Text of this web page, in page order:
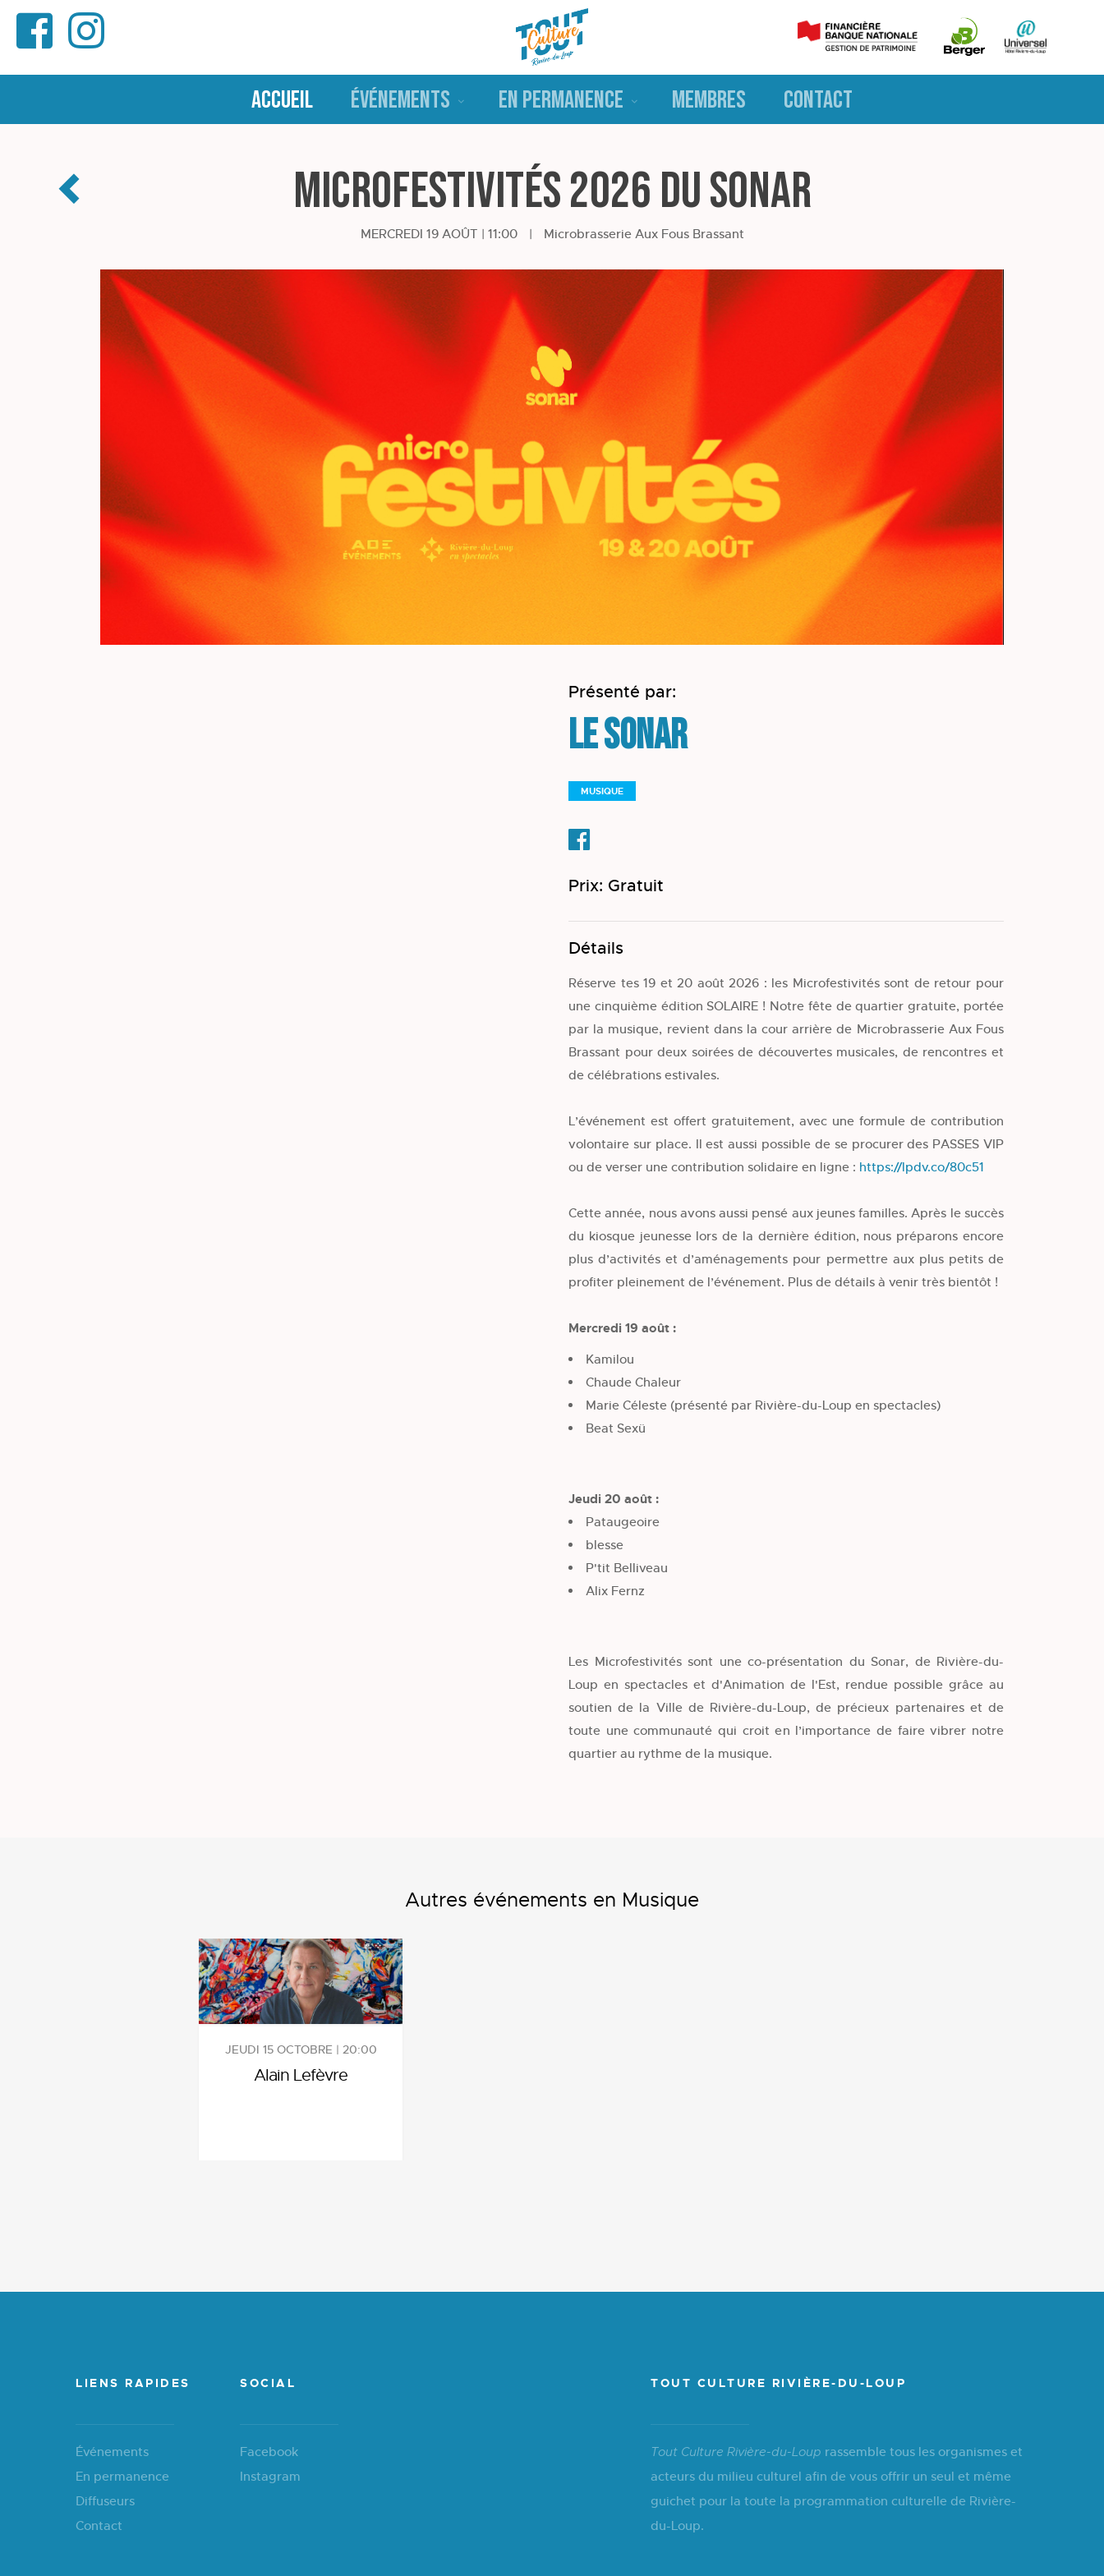
ACCUEIL ÉVÉNEMENTS EN PERMANENCE MEMBRES CONTACT
Microfestivités 2026 du Sonar
MERCREDI 19 AOÛT | 11:00 | Microbrasserie Aux Fous Brassant
Présenté par:
Le Sonar
MUSIQUE
Prix: Gratuit
Détails
Réserve tes 19 et 20 août 2026 : les Microfestivités sont de retour pour
une cinquième édition SOLAIRE ! Notre fête de quartier gratuite, portée
par la musique, revient dans la cour arrière de Microbrasserie Aux Fous
Brassant pour deux soirées de découvertes musicales, de rencontres et
de célébrations estivales.
L’événement est offert gratuitement, avec une formule de contribution
volontaire sur place. Il est aussi possible de se procurer des PASSES VIP
ou de verser une contribution solidaire en ligne : https://lpdv.co/80c51
Cette année, nous avons aussi pensé aux jeunes familles. Après le succès
du kiosque jeunesse lors de la dernière édition, nous préparons encore
plus d’activités et d’aménagements pour permettre aux plus petits de
profiter pleinement de l’événement. Plus de détails à venir très bientôt !
Mercredi 19 août :
Kamilou
Chaude Chaleur
Marie Céleste (présenté par Rivière-du-Loup en spectacles)
Beat Sexü
Jeudi 20 août :
Pataugeoire
blesse
P'tit Belliveau
Alix Fernz
Les Microfestivités sont une co-présentation du Sonar, de Rivière-du-
Loup en spectacles et d'Animation de l'Est, rendue possible grâce au
soutien de la Ville de Rivière-du-Loup, de précieux partenaires et de
toute une communauté qui croit en l’importance de faire vibrer notre
quartier au rythme de la musique.
Autres événements en Musique
JEUDI 15 OCTOBRE | 20:00
Alain Lefèvre
LIENS RAPIDES
Événements
En permanence
Diffuseurs
Contact
SOCIAL
Facebook
Instagram
TOUT CULTURE RIVIÈRE-DU-LOUP
Tout Culture Rivière-du-Loup rassemble tous les organismes et
acteurs du milieu culturel afin de vous offrir un seul et même
guichet pour la toute la programmation culturelle de Rivière-
du-Loup.